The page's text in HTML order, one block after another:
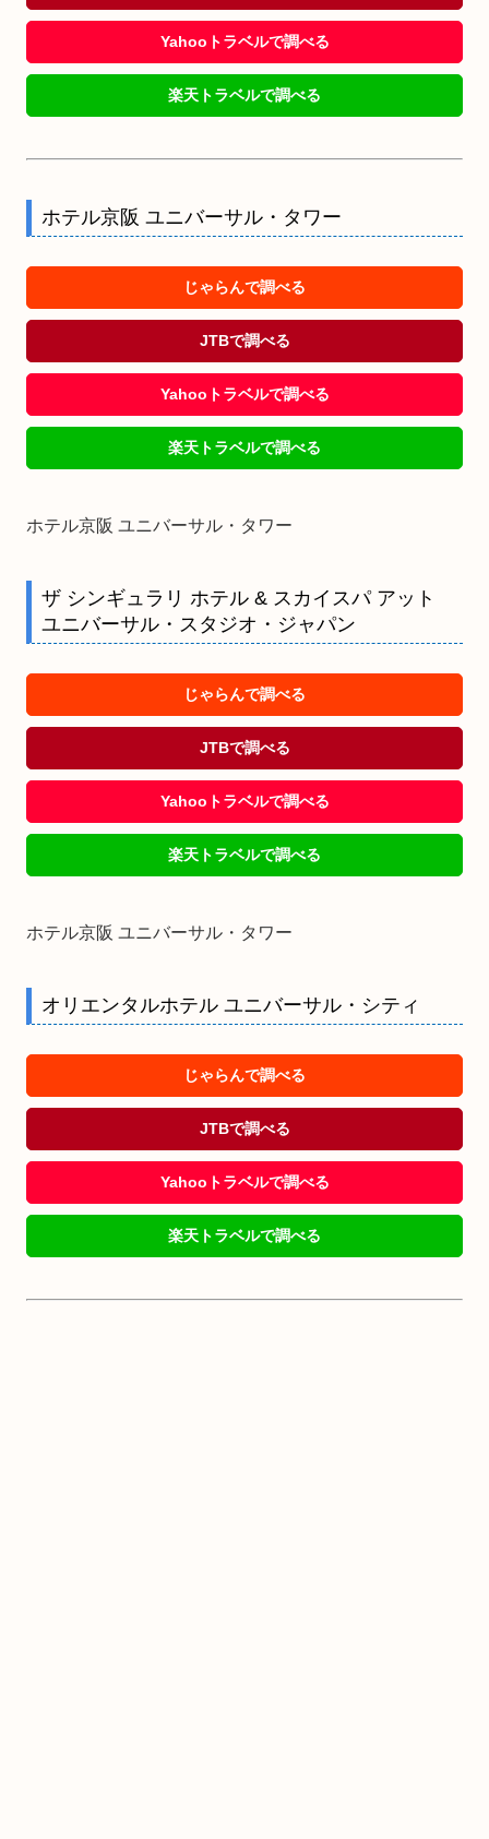
Yahooトラベルで調べる
楽天トラベルで調べる
ホテル京阪 ユニバーサル・タワー
じゃらんで調べる
JTBで調べる
Yahooトラベルで調べる
楽天トラベルで調べる
ホテル京阪 ユニバーサル・タワー
ザ シンギュラリ ホテル & スカイスパ アット
ユニバーサル・スタジオ・ジャパン
じゃらんで調べる
JTBで調べる
Yahooトラベルで調べる
楽天トラベルで調べる
ホテル京阪 ユニバーサル・タワー
オリエンタルホテル ユニバーサル・シティ
じゃらんで調べる
JTBで調べる
Yahooトラベルで調べる
楽天トラベルで調べる